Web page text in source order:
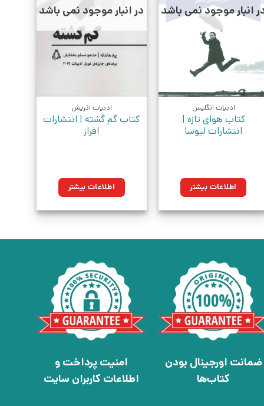
انبار موجود نمی باشد
ادبیات انگلیس
کتاب هوای تازه |
انتشارات لیوسا
اطلاعات بیشتر
در انبار موجود نمی باشد
ادبیات اتریش
کتاب گم گشته | انتشارات
افراز
اطلاعات بیشتر
ضمانت اورجینال بودن
کتاب‌ها
امنیت پرداخت و
اطلاعات کاربران سایت